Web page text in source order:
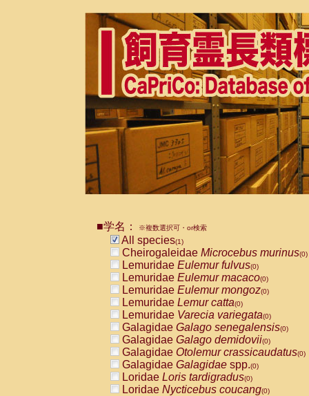
■学名： ※複数選択可・or検索
All species(1)
Cheirogaleidae Microcebus murinus(0)
Lemuridae Eulemur fulvus(0)
Lemuridae Eulemur macaco(0)
Lemuridae Eulemur mongoz(0)
Lemuridae Lemur catta(0)
Lemuridae Varecia variegata(0)
Galagidae Galago senegalensis(0)
Galagidae Galago demidovii(0)
Galagidae Otolemur crassicaudatus(0)
Galagidae Galagidae spp.(0)
Loridae Loris tardigradus(0)
Loridae Nycticebus coucang(0)